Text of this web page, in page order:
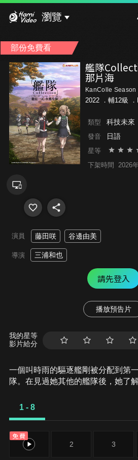
瀏覽
部份免費看
艦隊
那片海
KanColle Season
2022 ． 輔12級
類型 科技未來
發音 日語
星等
下架時間 2026
演員 藤田咲 谷邊由美
導演 三浦和也
請先登入
播放預告片
我的星等
影片給分
一個叫時雨的驅逐艦剛被分配到第
隊。在見過她其他的艦隊後，她了
1 - 8
免費
1 2 3